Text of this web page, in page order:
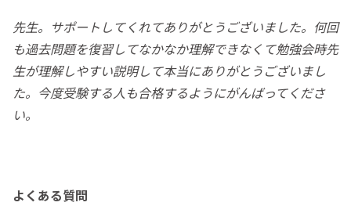
先生。サポートしてくれてありがとうございました。何回
も過去問題を復習してなかなか理解できなくて勉強会時先
生が理解しやすい説明して本当にありがとうございまし
た。今度受験する人も合格するようにがんばってくださ
い。
よくある質問